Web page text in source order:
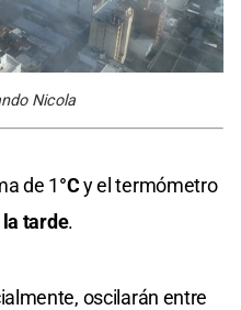
Nicola
de 1°Cy el termómetro
tarde.
oscilarán entre